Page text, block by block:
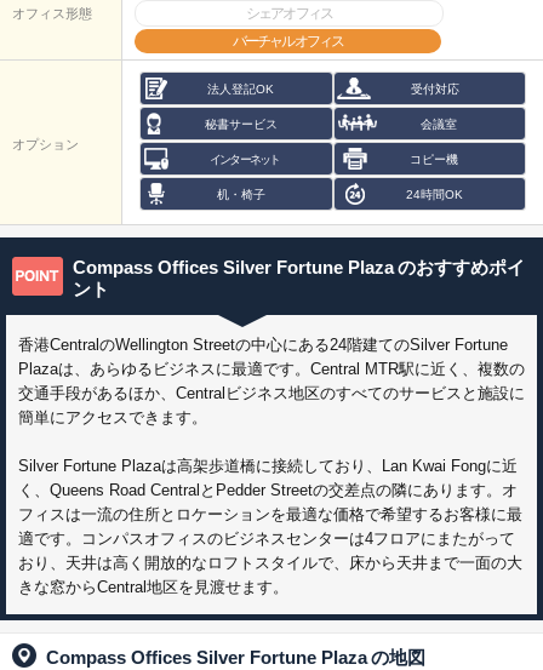
オフィス形態
シェアオフィス
バーチャルオフィス
オプション
法人登記OK 受付対応
秘書サービス 会議室
インターネット コピー機
机・椅子 24時間OK
Compass Offices Silver Fortune Plazaのおすすめポイ
ント
香港CentralのWellington Streetの中心にある24階建てのSilver Fortune
Plazaは、あらゆるビジネスに最適です。Central MTR駅に近く、複数の
交通手段があるほか、Centralビジネス地区のすべてのサービスと施設に
簡単にアクセスできます。
Silver Fortune Plazaは高架歩道橋に接続しており、Lan Kwai Fongに近
く、Queens Road CentralとPedder Streetの交差点の隣にあります。オ
フィスは一流の住所とロケーションを最適な価格で希望するお客様に最
適です。コンパスオフィスのビジネスセンターは4フロアにまたがって
おり、天井は高く開放的なロフトスタイルで、床から天井まで一面の大
きな窓からCentral地区を見渡せます。
Compass Offices Silver Fortune Plazaの地図